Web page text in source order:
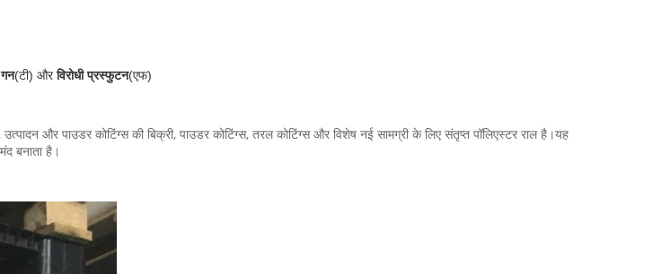
गन(टी) औरविरोधी प्रस्फुटन(एफ)
और पाउडर कोटिंग्स की बिक्री, पाउडर कोटिंग्स, तरल कोटिंग्स और विशेष नई सामग्री के लिए संतृप्त पॉलिएस्टर राल है।यह
बनाता है।